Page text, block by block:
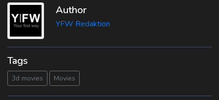
Author
YFW Redaktion
Tags
3d movies Movies